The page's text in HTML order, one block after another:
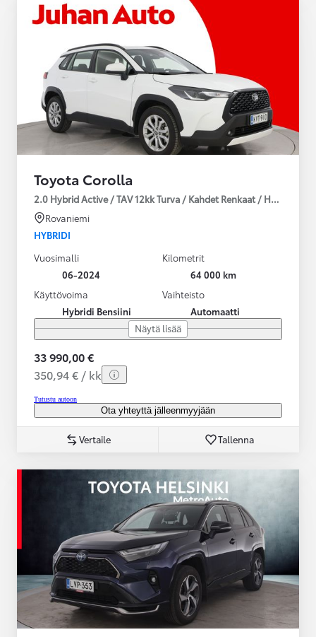
Toyota Corolla
2.0 Hybrid Active / TAV 12kk Turva / Kahdet Renkaat /
Rovaniemi
HYBRIDI
Vuosimalli
06-2024
Kilometrit
64 000 km
Käyttövoima
Hybridi Bensiini
Vaihteisto
Automaatti
Näytä lisää
33 990,00 €
350,94 € / kk
Tutustu autoon
Ota yhteyttä jälleenmyyjään
Vertaile Tallenna